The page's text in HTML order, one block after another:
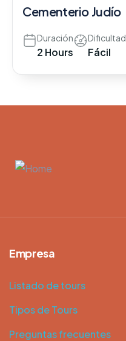
Cementerio Judío
Duración
2 Hours
Dificultad
Fácil
Empresa
Listado de tours
Tipos de Tours
Preguntas frecuentes